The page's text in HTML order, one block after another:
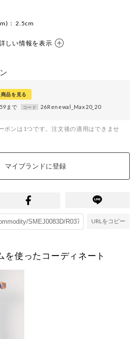
： 2.5cm
しい情報を表示
品を見る
まで コード 26Renewal_Max20_20
ポンは1つです。注文後の適用はできませ
マイブランドに登録
URLをコピー
を使ったコーディネート